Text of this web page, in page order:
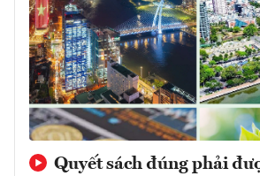
Quyết sách đúng phải